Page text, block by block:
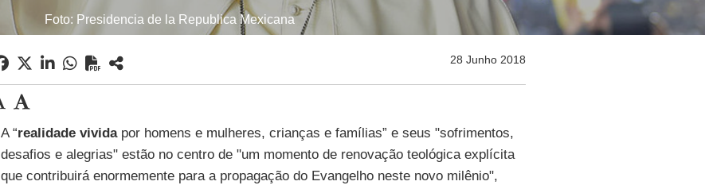
Foto: Presidencia de la Republica Mexicana
28 Junho 2018
A “realidade vividapor homens e mulheres, crianças e famílias” e seus "sofrimentos,
desafios e alegrias" estão no centro de "um momento de renovação teológica explícita
que contribuirá enormemente para a propagação do Evangelho neste novo milênio",